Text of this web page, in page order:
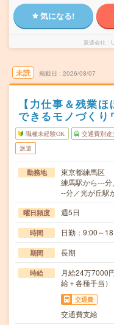
気になる!
派遣会社
未読 掲載日 2026/08/07
【力仕事＆残業
できるモノづくり
職種未経験OK 交通費別途
派遣
勤務地
東京都練馬区
練馬駅から---
--分／光が丘駅
曜日頻度 週5日
時間 日勤：9:00～
期間 長期
時給
月給24万7000
給＋各種手当）
交通費
交通費支給